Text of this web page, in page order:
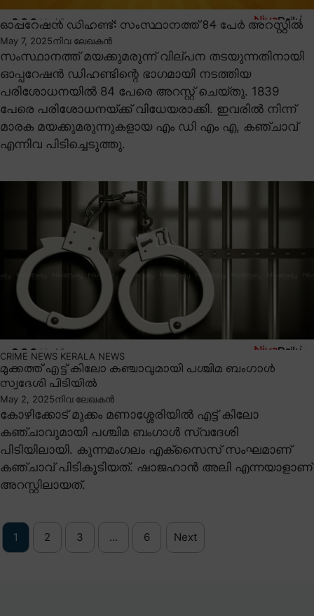
ഓപ്പറേഷൻ ഡിഹണ്ട്: സംസ്ഥാനത്ത് 84 പേർ അറസ്റ്റിൽ
May 7, 2025നിവ ലേഖകൻ
സംസ്ഥാനത്ത് മയക്കുമരുന്ന് വില്പന തടയുന്നതിനായി
ഓപ്പറേഷൻ ഡിഹണ്ടിന്റെ ഭാഗമായി നടത്തിയ
പരിശോധനയിൽ 84 പേരെ അറസ്റ്റ് ചെയ്തു. 1839
പേരെ പരിശോധനയ്ക്ക് വിധേയരാക്കി. ഇവരിൽ നിന്ന്
മാരക മയക്കുമരുന്നുകളായ എം ഡി എം എ, കഞ്ചാവ്
എന്നിവ പിടിച്ചെടുത്തു.
CRIME NEWS KERALA NEWS
മുക്കത്ത് എട്ട് കിലോ കഞ്ചാവുമായി പശ്ചിമ ബംഗാൾ
സ്വദേശി പിടിയിൽ
May 2, 2025നിവ ലേഖകൻ
കോഴിക്കോട് മുക്കം മണാശ്ശേരിയിൽ എട്ട് കിലോ
കഞ്ചാവുമായി പശ്ചിമ ബംഗാൾ സ്വദേശി
പിടിയിലായി. കുന്നമംഗലം എക്സൈസ് സംഘമാണ്
കഞ്ചാവ് പിടികൂടിയത്. ഷാജഹാൻ അലി എന്നയാളാണ്
അറസ്റ്റിലായത്.
1 2 3 … 6 Next